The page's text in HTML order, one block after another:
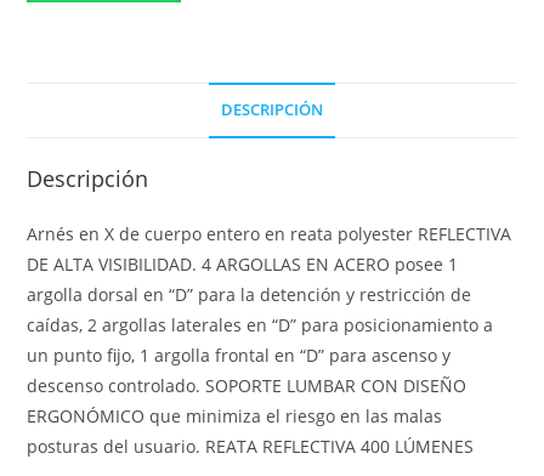
DESCRIPCIÓN
Descripción
Arnés en X de cuerpo entero en reata polyester REFLECTIVA
DE ALTA VISIBILIDAD. 4 ARGOLLAS EN ACERO posee 1
argolla dorsal en “D” para la detención y restricción de
caídas, 2 argollas laterales en “D” para posicionamiento a
un punto fijo, 1 argolla frontal en “D” para ascenso y
descenso controlado. SOPORTE LUMBAR CON DISEÑO
ERGONÓMICO que minimiza el riesgo en las malas
posturas del usuario. REATA REFLECTIVA 400 LÚMENES